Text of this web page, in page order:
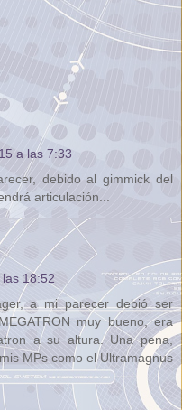
a las 7:33
debido al gimmick del
articulación...
18:52
a mi parecer debió ser
muy bueno, era
a su altura. Una pena,
MPs como el Ultramagnus